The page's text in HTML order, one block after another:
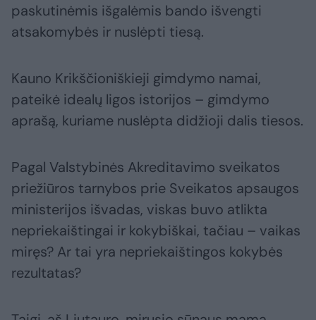
paskutinėmis išgalėmis bando išvengti
atsakomybės ir nuslėpti tiesą.
Kauno Krikščioniškieji gimdymo namai,
pateikė idealų ligos istorijos – gimdymo
aprašą, kuriame nuslėpta didžioji dalis tiesos.
Pagal Valstybinės Akreditavimo sveikatos
priežiūros tarnybos prie Sveikatos apsaugos
ministerijos išvadas, viskas buvo atlikta
nepriekaištingai ir kokybiškai, tačiau – vaikas
miręs? Ar tai yra nepriekaištingos kokybės
rezultatas?